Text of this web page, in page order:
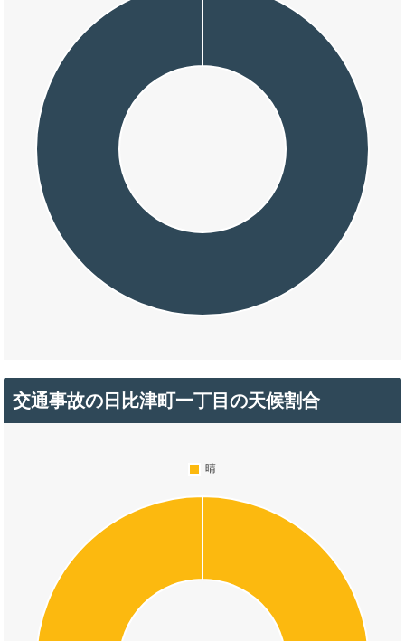
交通事故の日比津町一丁目の天候割合